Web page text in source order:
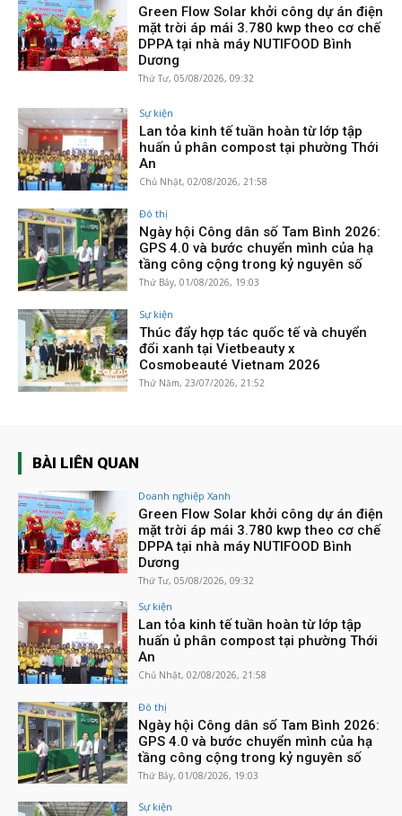
Green Flow Solar khởi công dự án điện
mặt trời áp mái 3.780 kwp theo cơ chế
DPPA tại nhà máy NUTIFOOD Bình
Dương
Thứ Tư, 05/08/2026, 09:32
Sự kiện
Lan tỏa kinh tế tuần hoàn từ lớp tập
huấn ủ phân compost tại phường Thới
An
Chủ Nhật, 02/08/2026, 21:58
Đô thị
Ngày hội Công dân số Tam Bình 2026:
GPS 4.0 và bước chuyển mình của hạ
tầng công cộng trong kỷ nguyên số
Thứ Bảy, 01/08/2026, 19:03
Sự kiện
Thúc đẩy hợp tác quốc tế và chuyển
đổi xanh tại Vietbeauty x
Cosmobeauté Vietnam 2026
Thứ Năm, 23/07/2026, 21:52
BÀI LIÊN QUAN
Doanh nghiệp Xanh
Green Flow Solar khởi công dự án điện
mặt trời áp mái 3.780 kwp theo cơ chế
DPPA tại nhà máy NUTIFOOD Bình
Dương
Thứ Tư, 05/08/2026, 09:32
Sự kiện
Lan tỏa kinh tế tuần hoàn từ lớp tập
huấn ủ phân compost tại phường Thới
An
Chủ Nhật, 02/08/2026, 21:58
Đô thị
Ngày hội Công dân số Tam Bình 2026:
GPS 4.0 và bước chuyển mình của hạ
tầng công cộng trong kỷ nguyên số
Thứ Bảy, 01/08/2026, 19:03
Sự kiện